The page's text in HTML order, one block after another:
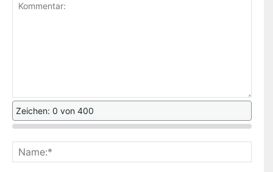
Zeichen: 0 von 400